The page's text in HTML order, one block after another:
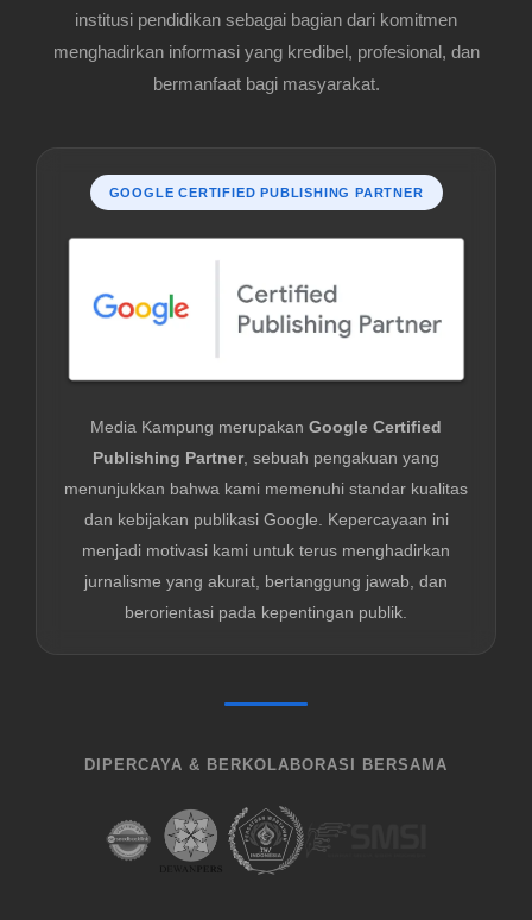
institusi pendidikan sebagai bagian dari komitmen
menghadirkan informasi yang kredibel, profesional, dan
bermanfaat bagi masyarakat.
GOOGLE CERTIFIED PUBLISHING PARTNER
Media Kampung merupakan Google Certified
Publishing Partner, sebuah pengakuan yang
menunjukkan bahwa kami memenuhi standar kualitas
dan kebijakan publikasi Google. Kepercayaan ini
menjadi motivasi kami untuk terus menghadirkan
jurnalisme yang akurat, bertanggung jawab, dan
berorientasi pada kepentingan publik.
DIPERCAYA & BERKOLABORASI BERSAMA